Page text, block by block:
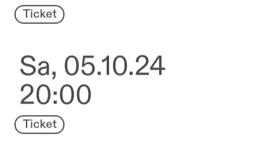
Ticket
Sa, 05.10.24
20:00
Ticket